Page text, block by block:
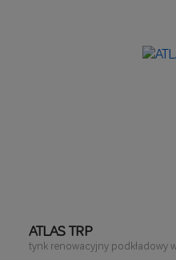
ATLAS TRP
tynk renowacyjny podkładowy